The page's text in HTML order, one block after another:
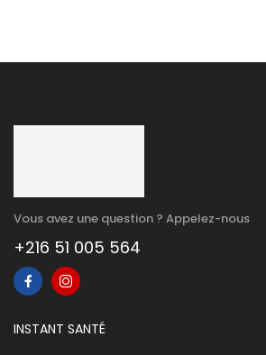
Vous avez une question ? Appelez-nous
+216 51 005 564
INSTANT SANTÉ